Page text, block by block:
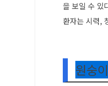
을 보일 수 있
환자는 시력,
원숭